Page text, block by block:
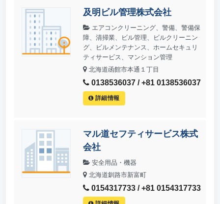
及明ビル管理株式会社
エアコンクリーニング、警備、警備保
障、清掃業、ビル管理、ビルクリーニン
グ、ビルメンテナンス、ホームセキュリ
ティサービス、マンション管理
北海道函館市本通１丁目
0138536037 / +81 0138536037
詳細情報
マル道セフティサービス株式
会社
安全用品・機器
北海道釧路市新富町
0154317733 / +81 0154317733